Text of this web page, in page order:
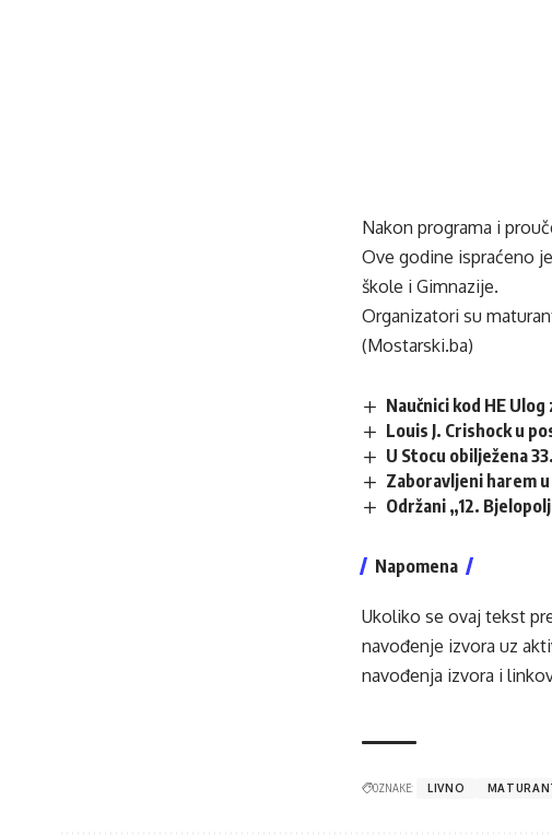
Nakon programa i
Ove godine ispraćeno
škole i Gimnazije.
Organizatori su
(Mostarski.ba)
Naučnici kod HE
Louis J. Crishock u
U Stocu obilježena
Zaboravljeni harem
Održani „12.
Napomena
Ukoliko se ovaj tekst
navođenje izvora uz
navođenja izvora i
OZNAKE: LIVNO